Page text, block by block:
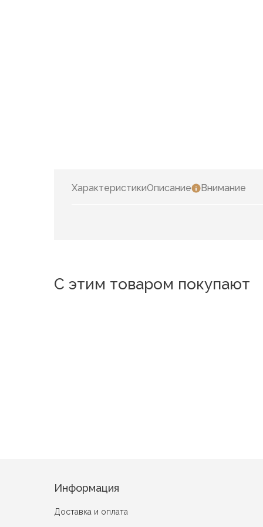
ХарактеристикиОписание Внимание
С этим товаром покупают
Информация
Доставка и оплата